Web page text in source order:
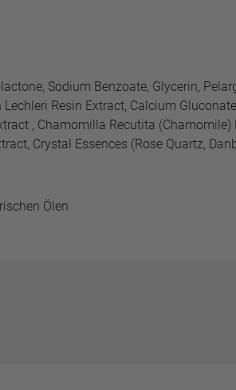
Sodium Benzoate, Glycerin,
Resin Extract, Calcium
, Chamomilla Recutita
Crystal Essences (Rose Quartz,
Ölen